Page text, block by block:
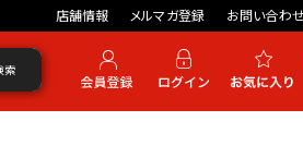
店舗情報 メルマガ登録 お問い合わ
索